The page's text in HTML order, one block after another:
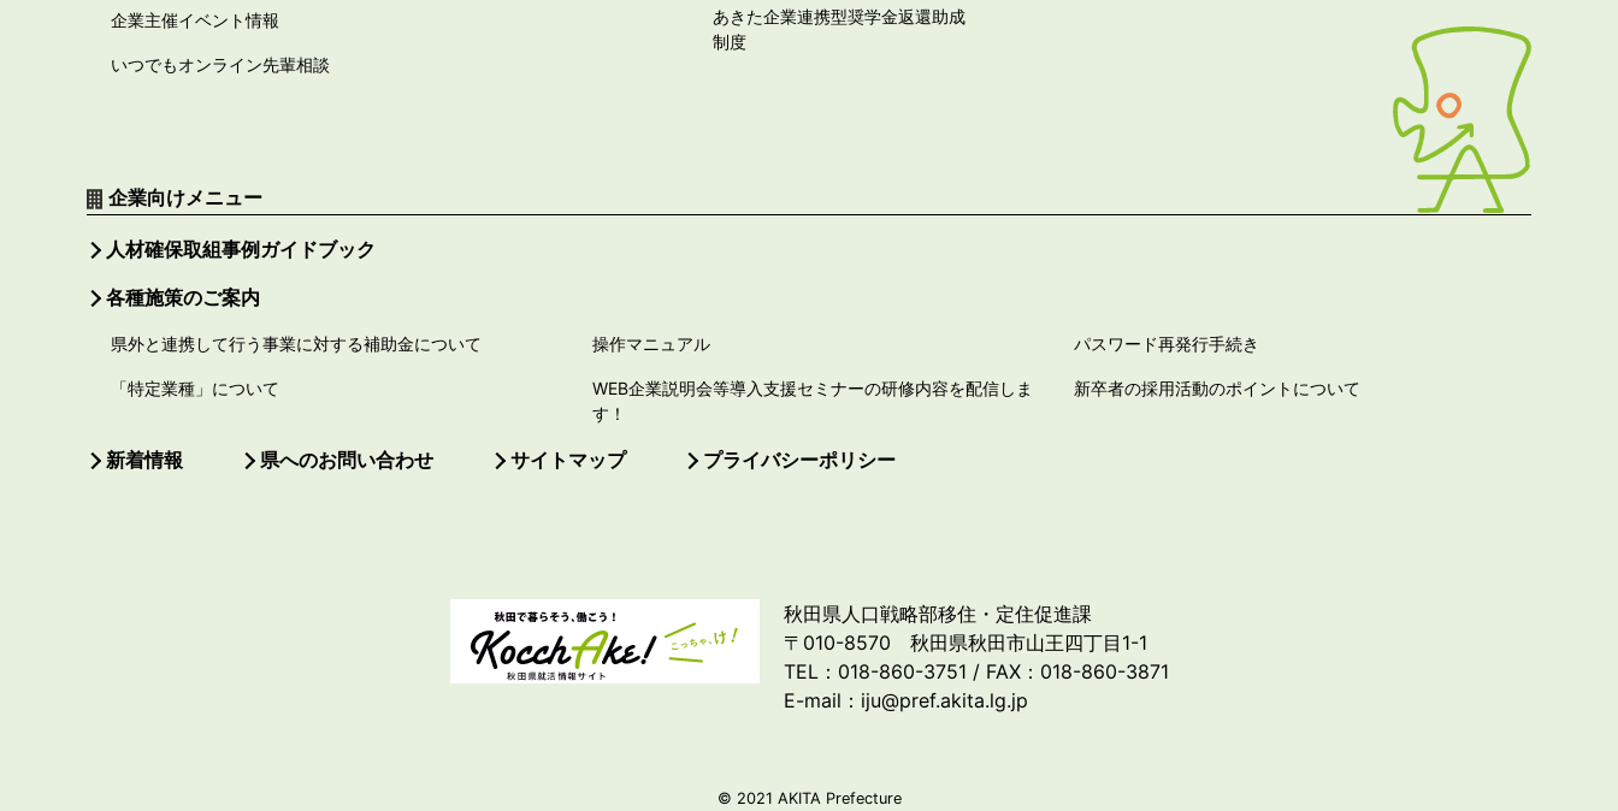
企業主催イベント情報
いつでもオンライン先輩相談
あきた企業連携型奨学金返還助成
制度
企業向けメニュー
人材確保取組事例ガイドブック
各種施策のご案内
県外と連携して行う事業に対する補助金について 操作マニュアル パスワード再発行手続き
「特定業種」について
WEB企業説明会等導入支援セミナーの研修内容を配信しま
す！
新卒者の採用活動のポイントについて
新着情報 県へのお問い合わせ サイトマップ プライバシーポリシー
秋田県人口戦略部移住・定住促進課
〒010-8570 秋田県秋田市山王四丁目1-1
TEL：018-860-3751 / FAX：018-860-3871
E-mail：iju@pref.akita.lg.jp
© 2021 AKITA Prefecture